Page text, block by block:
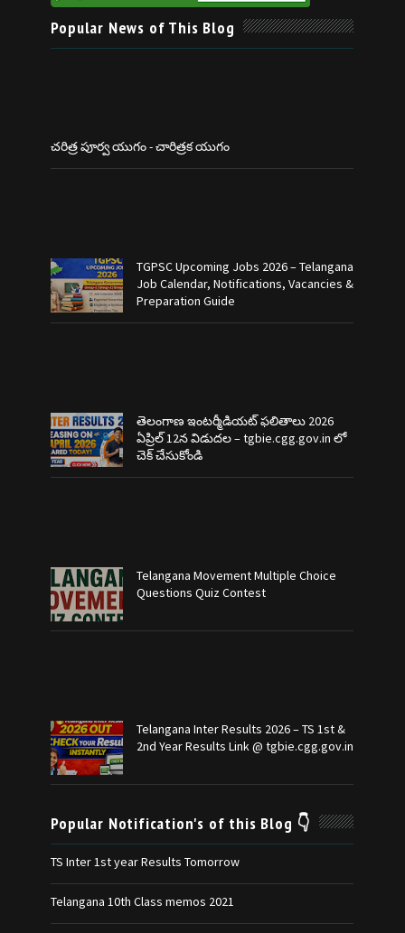
Popular News of This Blog
చరిత్ర పూర్వ యుగం - చారిత్రక యుగం
TGPSC Upcoming Jobs 2026 – Telangana
Job Calendar, Notifications, Vacancies &
Preparation Guide
తెలంగాణ ఇంటర్మీడియట్ ఫలితాలు 2026
ఏప్రిల్ 12న విడుదల – tgbie.cgg.gov.in లో
చెక్ చేసుకోండి
Telangana Movement Multiple Choice
Questions Quiz Contest
Telangana Inter Results 2026 – TS 1st &
2nd Year Results Link @ tgbie.cgg.gov.in
Popular Notification's of this Blog 👇
TS Inter 1st year Results Tomorrow
Telangana 10th Class memos 2021